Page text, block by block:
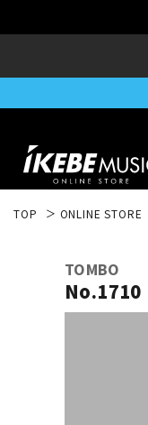
TOP ONLINE STORE
TOMBO
No.1710